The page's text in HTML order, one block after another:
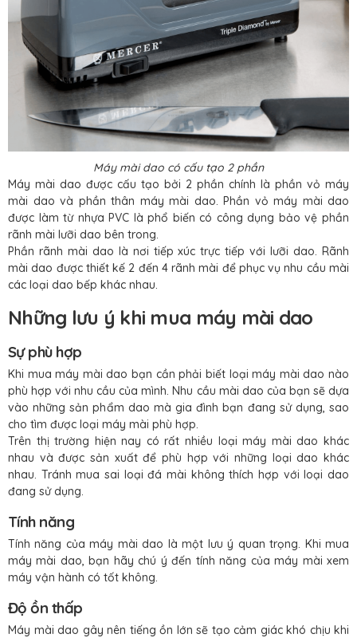
Máy mài dao có cấu tạo 2 phần
Máy mài dao được cấu tạo bởi 2 phần chính là phần vỏ máy
mài dao và phần thân máy mài dao. Phần vỏ máy mài dao
được làm từ nhựa PVC là phổ biến có công dụng bảo vệ phần
rãnh mài lưỡi dao bên trong.
Phần rãnh mài dao là nơi tiếp xúc trực tiếp với lưỡi dao. Rãnh
mài dao được thiết kế 2 đến 4 rãnh mài để phục vụ nhu cầu mài
các loại dao bếp khác nhau.
Những lưu ý khi mua máy mài dao
Sự phù hợp
Khi mua máy mài dao bạn cần phải biết loại máy mài dao nào
phù hợp với nhu cầu của mình. Nhu cầu mài dao của bạn sẽ dựa
vào những sản phẩm dao mà gia đình bạn đang sử dụng, sao
cho tìm được loại máy mài phù hợp.
Trên thị trường hiện nay có rất nhiều loại máy mài dao khác
nhau và được sản xuất để phù hợp với những loại dao khác
nhau. Tránh mua sai loại đá mài không thích hợp với loại dao
đang sử dụng.
Tính năng
Tính năng của máy mài dao là một lưu ý quan trọng. Khi mua
máy mài dao, bạn hãy chú ý đến tính năng của máy mài xem
máy vận hành có tốt không.
Độ ồn thấp
Máy mài dao gây nên tiếng ồn lớn sẽ tạo cảm giác khó chịu khi